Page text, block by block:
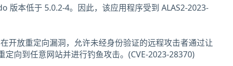
本低于 5.0.2-4。因此，该应用程序受到 ALAS2-2023-
开放重定向漏洞，允许未经身份验证的远程攻击者通过让
定向到任意网站并进行钓鱼攻击。(CVE-2023-28370)